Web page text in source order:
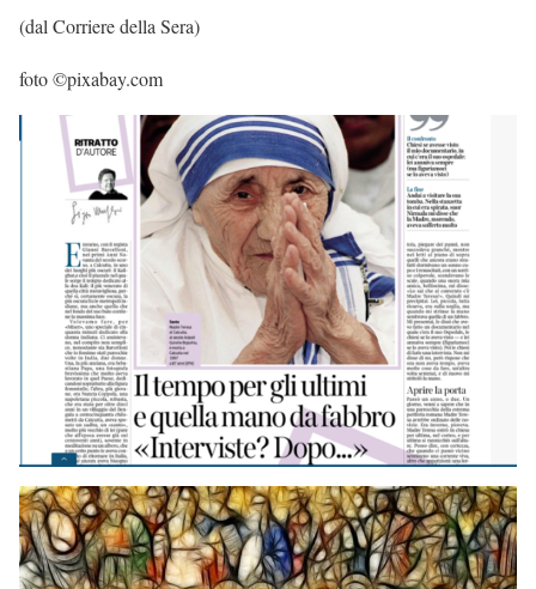
(dal Corriere della Sera)
foto ©pixabay.com